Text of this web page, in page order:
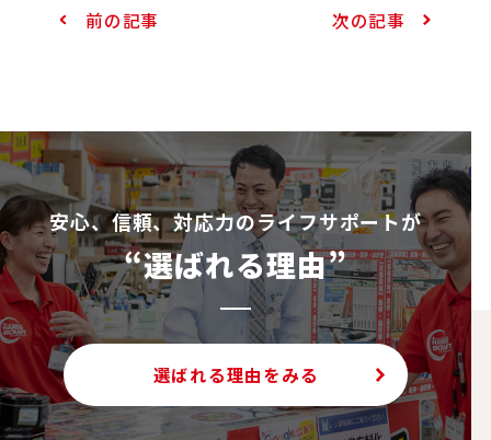
前の記事 次の記事
安⼼、信頼、対応⼒のライフサポートが
“選ばれる理由”
選ばれる理由をみる